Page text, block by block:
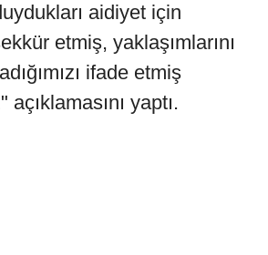
aidiyet için
etmiş, yaklaşımlarını
ifade etmiş
açıklamasını yaptı.